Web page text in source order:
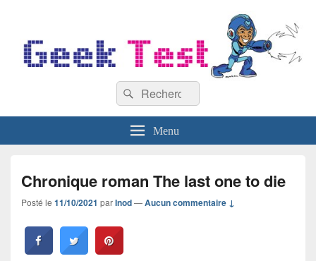
Recherche :
Rechercher
Menu
Chronique roman The last one to die
Posté le 11/10/2021 parInod—Aucun commentaire ↓